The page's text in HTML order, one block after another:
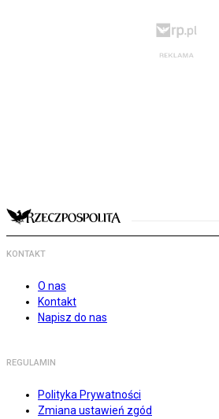
KONTAKT
O nas
Kontakt
Napisz do nas
REGULAMIN
Polityka Prywatności
Zmiana ustawień zgód